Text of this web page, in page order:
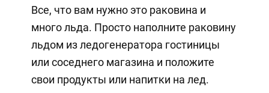
Все, что вам нужно это раковина и
много льда. Просто наполните раковину
льдом из ледогенератора гостиницы
или соседнего магазина и положите
свои продукты или напитки на лед.